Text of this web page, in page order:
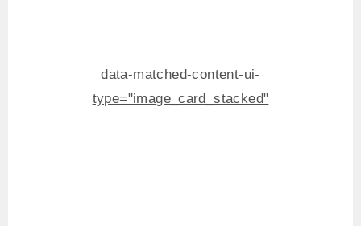
data-matched-content-ui-
type="image_card_stacked"